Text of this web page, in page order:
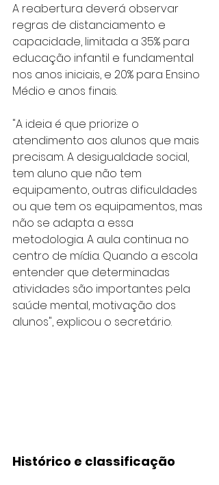
A reabertura deverá observar
regras de distanciamento e
capacidade, limitada a 35% para
educação infantil e fundamental
nos anos iniciais, e 20% para Ensino
Médio e anos finais.
"A ideia é que priorize o
atendimento aos alunos que mais
precisam. A desigualdade social,
tem aluno que não tem
equipamento, outras dificuldades
ou que tem os equipamentos, mas
não se adapta a essa
metodologia. A aula continua no
centro de mídia. Quando a escola
entender que determinadas
atividades são importantes pela
saúde mental, motivação dos
alunos", explicou o secretário.
Histórico e classificação